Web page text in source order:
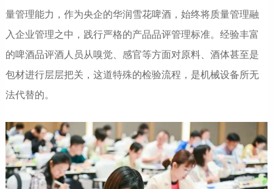
量管理能力，作为央企的华润雪花啤酒，始终将质量管理融
入企业管理之中，践行严格的产品品评管理标准。经验丰富
的啤酒品评酒人员从嗅觉、感官等方面对原料、酒体甚至是
包材进行层层把关，这道特殊的检验流程，是机械设备所无
法代替的。